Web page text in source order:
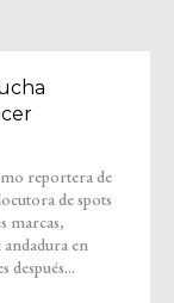
después...